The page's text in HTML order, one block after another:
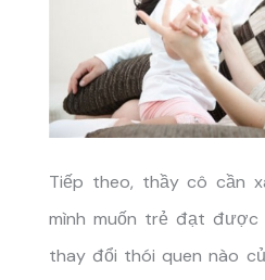
Tiếp theo, thầy cô cần
mình muốn trẻ đạt được
thay đổi thói quen nào